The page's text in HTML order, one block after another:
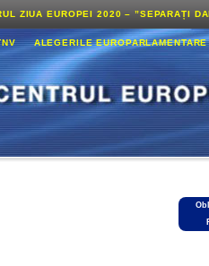
ZIUA EUROPEI 2020 – ”SEPARAȚI
ALEGERILE